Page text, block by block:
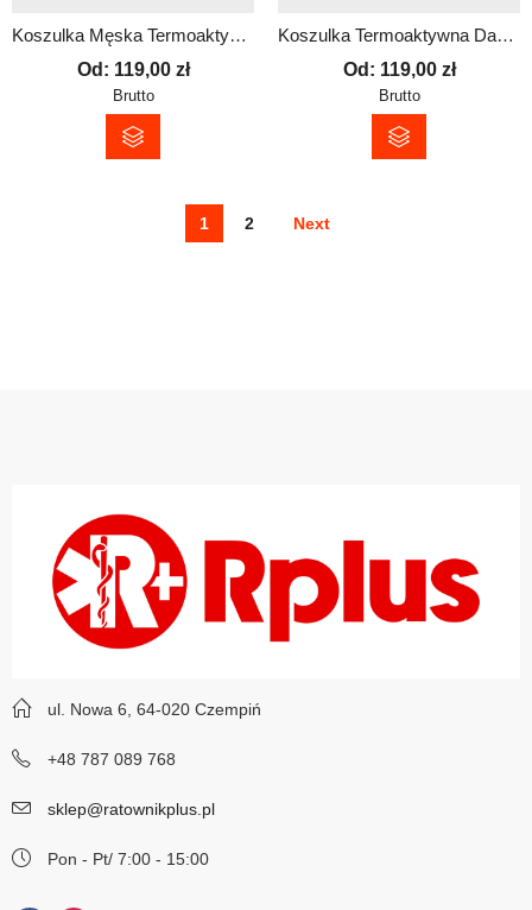
Koszulka Męska Termoaktywna z Nadrukiem – Antybakteryjna i Oddychająca
Od: 119,00 zł
Brutto
Koszulka Termoaktywna Damska z Własnym Nadrukiem
Od: 119,00 zł
Brutto
1 2 Next
ul. Nowa 6, 64-020 Czempiń
+48 787 089 768
sklep@ratownikplus.pl
Pon - Pt/ 7:00 - 15:00